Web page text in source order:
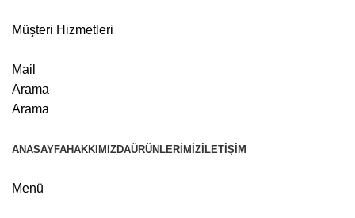
Müşteri Hizmetleri
Mail
Arama
Arama
ANASAYFAHAKKIMIZDAÜRÜNLERIMIZ İLETIŞIM
Menü